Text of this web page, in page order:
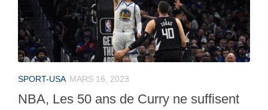
SPORT-USA MARS 16, 2023
NBA, Les 50 ans de Curry ne suffisent